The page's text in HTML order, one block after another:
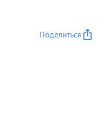
Поделиться